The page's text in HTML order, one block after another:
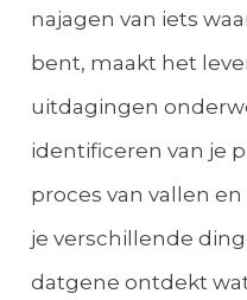
najagen van iets
bent, maakt het
uitdagingen
identificeren van je
proces van vallen
je verschillende
datgene ontdekt